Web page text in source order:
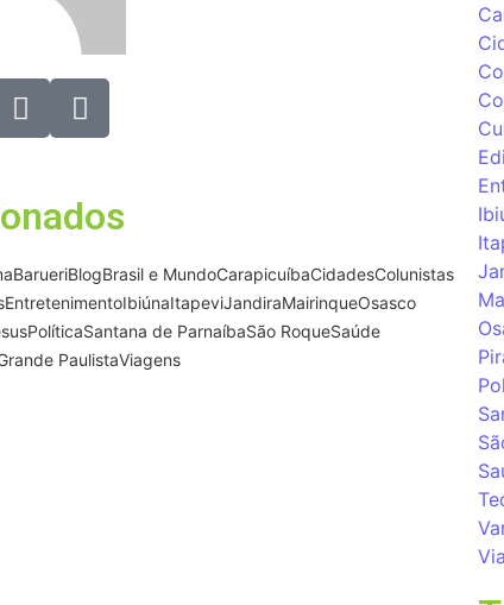
BarueriBlogBrasil e MundoCarapicuíbaCidadesColunistas
EntretenimentoIbiúnaItapeviJandiraMairinqueOsasco
PolíticaSantana de ParnaíbaSão RoqueSaúde
PaulistaViagens